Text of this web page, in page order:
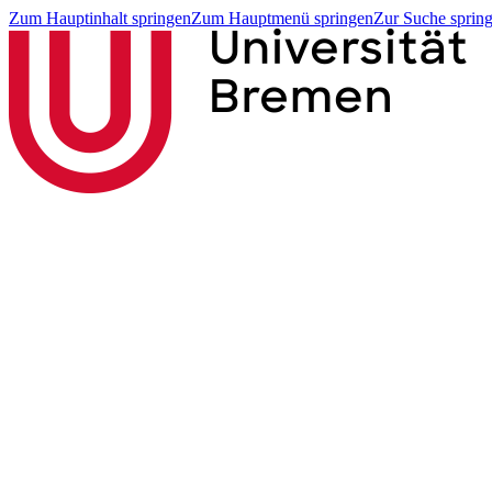
Zum Hauptinhalt springenZum Hauptmenü springenZur Suche